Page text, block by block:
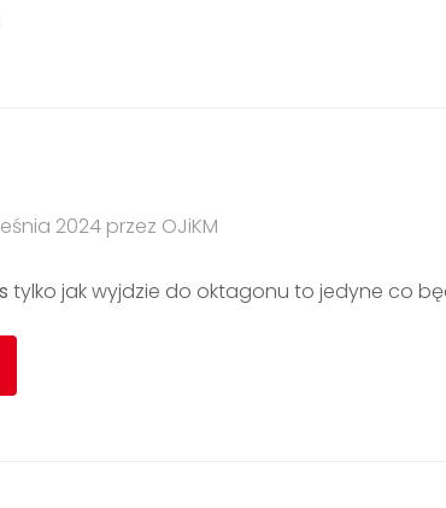
2024 przez OJiKM
tylko jak wyjdzie do oktagonu to jedyne co